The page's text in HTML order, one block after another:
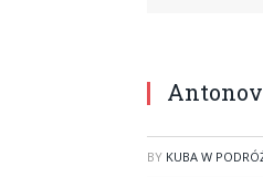
Antonov
BY KUBA W